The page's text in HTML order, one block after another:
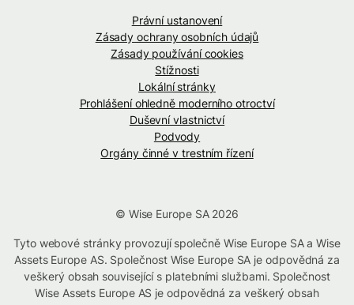
Právní ustanovení
Zásady ochrany osobních údajů
Zásady používání cookies
Stížnosti
Lokální stránky
Prohlášení ohledně moderního otroctví
Duševní vlastnictví
Podvody
Orgány činné v trestním řízení
© Wise Europe SA 2026
Tyto webové stránky provozují společně Wise Europe SA a Wise
Assets Europe AS. Společnost Wise Europe SA je odpovědná za
veškerý obsah související s platebními službami. Společnost
Wise Assets Europe AS je odpovědná za veškerý obsah